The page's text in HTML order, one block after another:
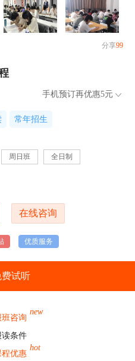
分享99
手机预订再优惠5元
常年招生
周日班 全日制
优质服务
试听
咨询
new
条件
优惠
hot